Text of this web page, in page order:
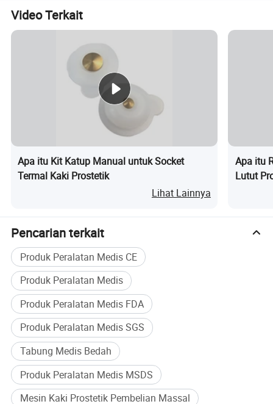
Video Terkait
Apa itu Kit Katup Manual untuk Socket
Termal Kaki Prostetik
Lihat Lainnya
Apa itu
Lutut
Pencarian terkait
Produk Peralatan Medis CE
Produk Peralatan Medis
Produk Peralatan Medis FDA
Produk Peralatan Medis SGS
Tabung Medis Bedah
Produk Peralatan Medis MSDS
Mesin Kaki Prostetik Pembelian Massal